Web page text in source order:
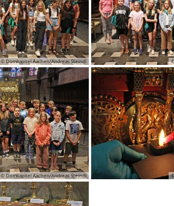
© Domkapitel Aachen/Andreas Steindl
© Domkapitel Aachen/Andreas Steindl